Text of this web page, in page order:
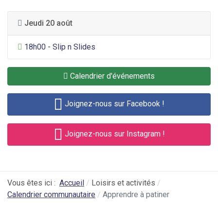
Jeudi 20 août
Divertissement général
18h00 - Slip n Slides
Calendrier d'événements
Joignez-nous sur Facebook !
Joignez-nous sur Instagram !
Vous êtes ici : Accueil
Loisirs et activités
Calendrier communautaire
Apprendre à patiner